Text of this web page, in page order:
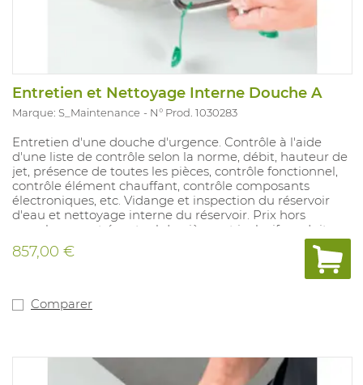
Entretien et Nettoyage Interne Douche A
Marque: S_Maintenance N° Prod. 1030283
Entretien d'une douche d'urgence. Contrôle à l'aide
d'une liste de contrôle selon la norme, débit, hauteur de
jet, présence de toutes les pièces, contrôle fonctionnel,
contrôle élément chauffant, contrôle composants
électroniques, etc. Vidange et inspection du réservoir
d'eau et nettoyage interne du réservoir. Prix hors
remplacement éventuel de pièces et inclusif produits
de nettoyage ref 1031089.
857,00 €
Comparer